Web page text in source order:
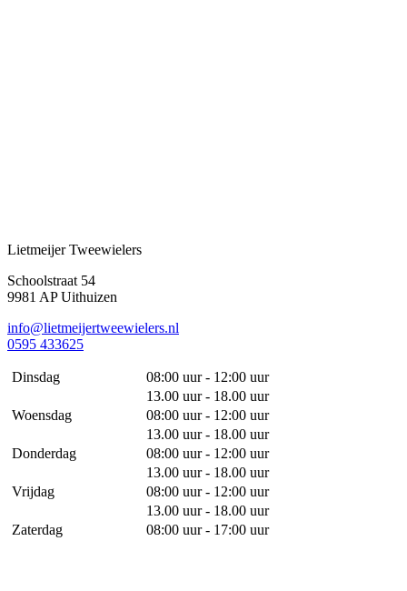
Lietmeijer Tweewielers
Schoolstraat 54
9981 AP Uithuizen
info@lietmeijertweewielers.nl
0595 433625
Dinsdag
08:00 uur - 12:00 uur
13.00 uur - 18.00 uur
Woensdag
08:00 uur - 12:00 uur
13.00 uur - 18.00 uur
Donderdag
08:00 uur - 12:00 uur
13.00 uur - 18.00 uur
Vrijdag
08:00 uur - 12:00 uur
13.00 uur - 18.00 uur
Zaterdag
08:00 uur - 17:00 uur